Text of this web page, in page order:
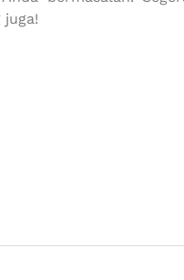
juga!